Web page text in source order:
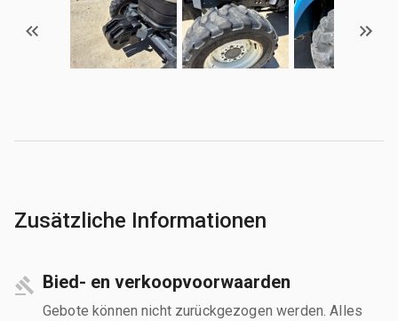
Zusätzliche Informationen
Bied- en verkoopvoorwaarden
Gebote können nicht zurückgezogen werden. Alles